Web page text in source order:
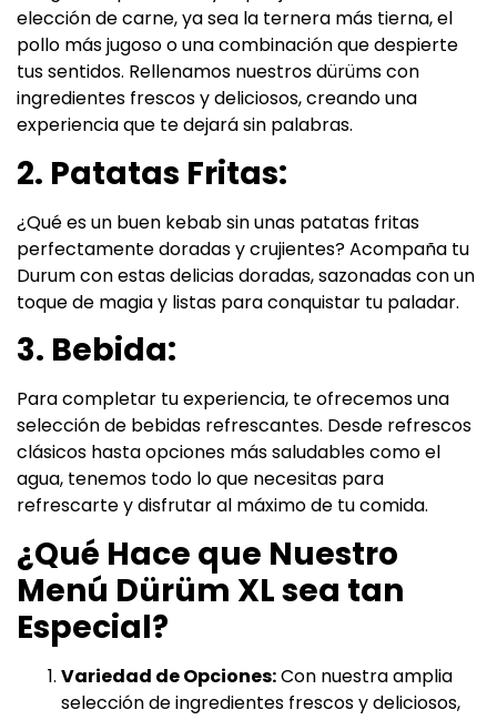
elección de carne, ya sea la ternera más tierna, el
pollo más jugoso o una combinación que despierte
tus sentidos. Rellenamos nuestros dürüms con
ingredientes frescos y deliciosos, creando una
experiencia que te dejará sin palabras.
2. Patatas Fritas:
¿Qué es un buen kebab sin unas patatas fritas
perfectamente doradas y crujientes? Acompaña tu
Durum con estas delicias doradas, sazonadas con un
toque de magia y listas para conquistar tu paladar.
3. Bebida:
Para completar tu experiencia, te ofrecemos una
selección de bebidas refrescantes. Desde refrescos
clásicos hasta opciones más saludables como el
agua, tenemos todo lo que necesitas para
refrescarte y disfrutar al máximo de tu comida.
¿Qué Hace que Nuestro
Menú Dürüm XL sea tan
Especial?
Variedad de Opciones:Con nuestra amplia
selección de ingredientes frescos y deliciosos,